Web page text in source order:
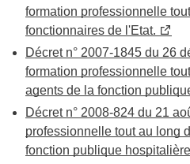
formation professionnelle
fonctionnaires de l'Etat.
Décret n° 2007-1845 du 26
formation professionnelle
agents de la fonction
Décret n° 2008-824 du 21
professionnelle tout au long
fonction publique hospitalière